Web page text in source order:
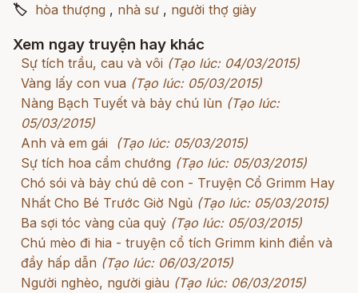
🏷 hòa thượng , nhà sư , người thợ giày
Xem ngay truyện hay khác
Sự tích trầu, cau và vôi (Tạo lúc: 04/03/2015)
Vàng lấy con vua (Tạo lúc: 05/03/2015)
Nàng Bạch Tuyết và bảy chú lùn (Tạo lúc:
05/03/2015)
Anh và em gái
(Tạo lúc: 05/03/2015)
Sự tích hoa cẩm chướng (Tạo lúc: 05/03/2015)
Chó sói và bảy chú dê con - Truyện Cổ Grimm Hay
Nhất Cho Bé Trước Giờ Ngủ (Tạo lúc: 05/03/2015)
Ba sợi tóc vàng của quỷ (Tạo lúc: 05/03/2015)
Chú mèo đi hia - truyện cổ tích Grimm kinh điển và
đầy hấp dẫn (Tạo lúc: 06/03/2015)
Người nghèo, người giàu (Tạo lúc: 06/03/2015)